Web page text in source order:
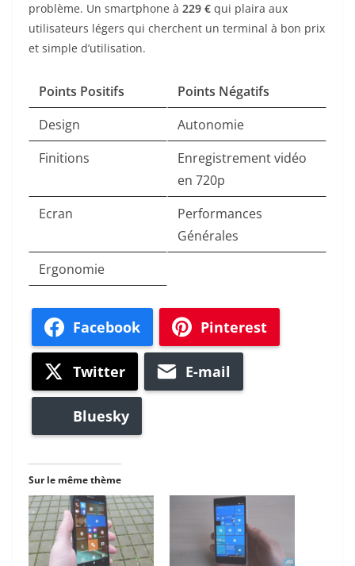
problème. Un smartphone à 229 € qui plaira aux
utilisateurs légers qui cherchent un terminal à bon prix
et simple d’utilisation.
Points Positifs
Points Négatifs
Design
Autonomie
Finitions
Enregistrement vidéo
en 720p
Ecran
Performances
Générales
Ergonomie
Facebook Pinterest
Twitter E-mail
Bluesky
Sur le même thème